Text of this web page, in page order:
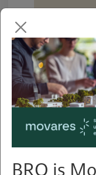
Meer
Meer
Neem dan
BRO is